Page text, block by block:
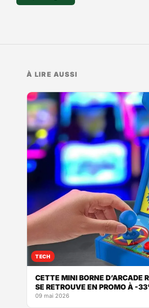
À LIRE AUSSI
TECH
CETTE MINI BORNE D’ARCADE
SE RETROUVE EN PROMO À -
09 mai 2026